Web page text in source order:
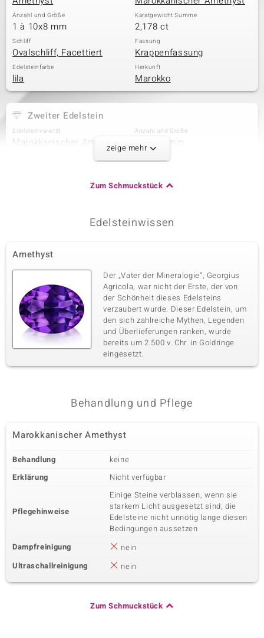
Anzahl und Größe
1 à 10x8 mm
Karatgewicht Summe
2,178 ct
Schliff
Ovalschliff, Facettiert
Fassung
Krappenfassung
Edelsteinfarbe
lila
Herkunft
Marokko
Zweiter Edelstein
Edelsteinvarietät
Marokkanischer Amethyst
Anzahl und Größe
4 à 7x5 mm
Herkunft
Zirkon
Karatgewicht Summe
0,09 ct
Schliff
Rundschliff
Fassung
Krappenfassung
Herkunft
Kambodscha
Vierter Edelstein
Rundschliff
zeige mehr
Zum Schmuckstück
Edelsteinwissen
Amethyst
Der „Vater der Mineralogie“, Georgius
Agricola, war nicht der Erste, der von
der Schönheit dieses Edelsteins
verzaubert wurde. Dieser Edelstein, um
den sich zahlreiche Mythen, Legenden
und Überlieferungen ranken, wurde
bereits um 2.500 v. Chr. in Goldringe
eingesetzt.
Behandlung und Pflege
Marokkanischer Amethyst
Behandlung
keine
Erklärung
Nicht verfügbar
Pflegehinweise
Einige Steine verblassen, wenn sie
starkem Licht ausgesetzt sind; die
Edelsteine nicht unnötig lange diesen
Bedingungen aussetzen
Dampfreinigung
nein
Ultraschallreinigung
nein
Zum Schmuckstück